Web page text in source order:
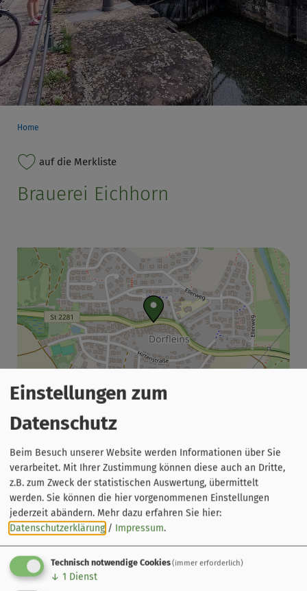
Home
auf die Merkliste
Brauerei Eichhorn
Leaflet
Brauerei Eichhorn
96103 Hallstadt
0951 75660
Der Radweg
Kurzinfo
Streckenführung
Einstellungen zum
Datenschutz
Beim Besuch unserer Website werden Informationen über Sie
verarbeitet. Mit Ihrer Zustimmung können diese auch an Dritte,
z.B. zum Zweck der statistischen Auswertung, übermittelt
werden. Sie können die hier vorgenommenen Einstellungen
jederzeit abändern. Mehr dazu erfahren Sie hier:
Datenschutzerklärung / Impressum.
Technisch notwendige Cookies(immer erforderlich)
↓ 1 Dienst